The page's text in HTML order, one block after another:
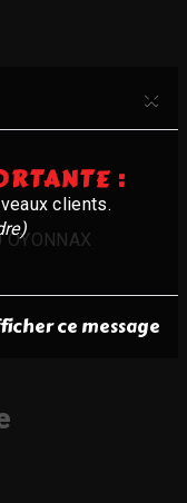
×
:
clients.
ce message
OYONNAX